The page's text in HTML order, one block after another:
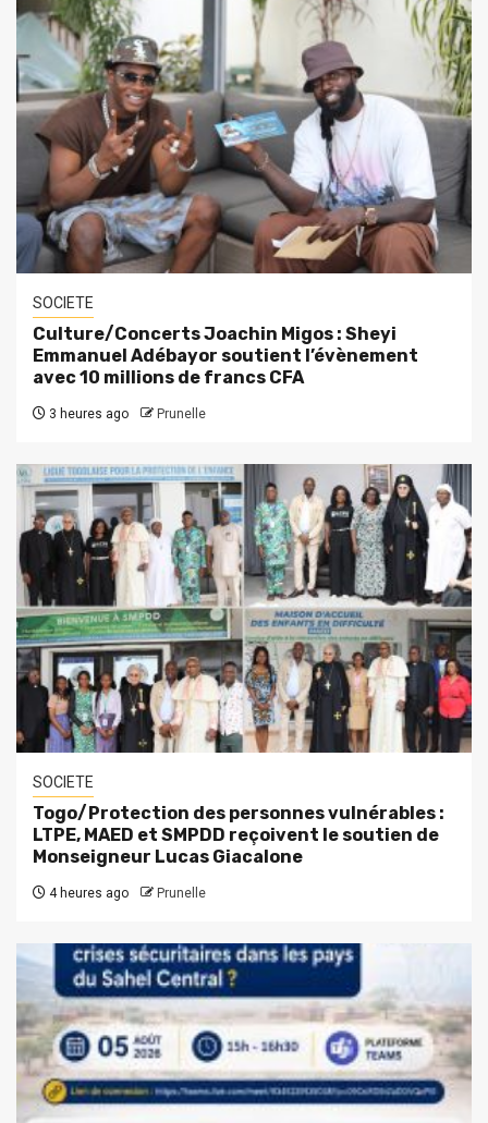
SOCIETE
Culture/Concerts Joachin Migos : Sheyi
Emmanuel Adébayor soutient l’évènement
avec 10 millions de francs CFA
3 heures ago Prunelle
SOCIETE
Togo/Protection des personnes vulnérables :
LTPE, MAED et SMPDD reçoivent le soutien de
Monseigneur Lucas Giacalone
4 heures ago Prunelle